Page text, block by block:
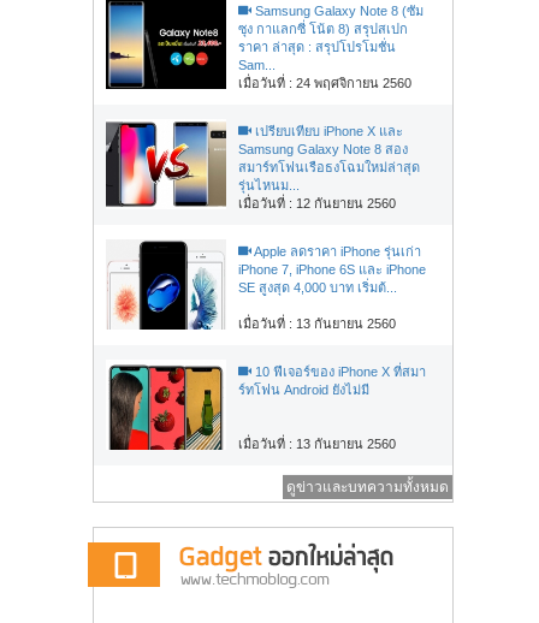
Samsung Galaxy Note 8 (ซัม
ซุง กาแลกซี่ โน้ต 8) สรุปสเปก
ราคา ล่าสุด : สรุปโปรโมชั่น
Sam...
เมื่อวันที่ : 24 พฤศจิกายน 2560
เปรียบเทียบ iPhone X และ
Samsung Galaxy Note 8 สอง
สมาร์ทโฟนเรือธงโฉมใหม่ล่าสุด
รุ่นไหนม...
เมื่อวันที่ : 12 กันยายน 2560
Apple ลดราคา iPhone รุ่นเก่า
iPhone 7, iPhone 6S และ iPhone
SE สูงสุด 4,000 บาท เริ่มต้...
เมื่อวันที่ : 13 กันยายน 2560
10 ฟีเจอร์ของ iPhone X ที่สมา
ร์ทโฟน Android ยังไม่มี
เมื่อวันที่ : 13 กันยายน 2560
ดูข่าวและบทความทั้งหมด